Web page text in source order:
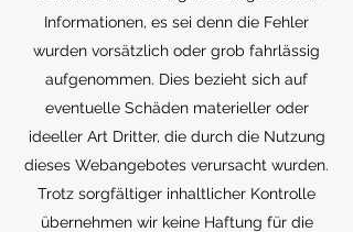
Informationen, es sei denn die Fehler
wurden vorsätzlich oder grob fahrlässig
aufgenommen. Dies bezieht sich auf
eventuelle Schäden materieller oder
ideeller Art Dritter, die durch die Nutzung
dieses Webangebotes verursacht wurden.
Trotz sorgfältiger inhaltlicher Kontrolle
übernehmen wir keine Haftung für die